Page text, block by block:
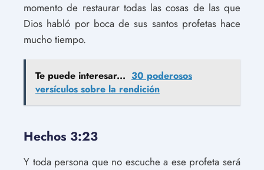
momento de restaurar todas las cosas de las que
Dios habló por boca de sus santos profetas hace
mucho tiempo.
Te puede interesar... 30 poderosos
versículos sobre la rendición
Hechos 3:23
Y toda persona que no escuche a ese profeta será